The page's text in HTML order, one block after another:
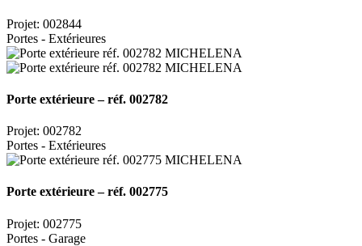
Projet: 002844
Portes - Extérieures
Porte extérieure – réf. 002782
Projet: 002782
Portes - Extérieures
Porte extérieure – réf. 002775
Projet: 002775
Portes - Garage